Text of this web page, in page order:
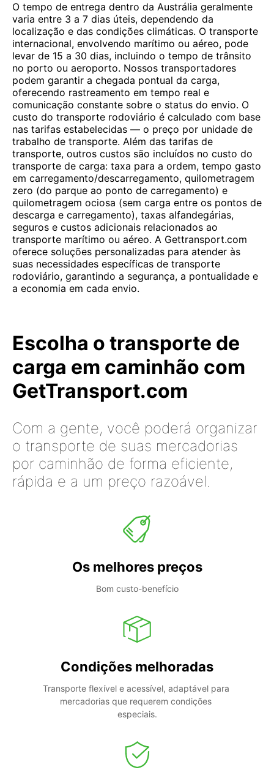
O tempo de entrega dentro da Austrália geralmente
varia entre 3 a 7 dias úteis, dependendo da
localização e das condições climáticas. O transporte
internacional, envolvendo marítimo ou aéreo, pode
levar de 15 a 30 dias, incluindo o tempo de trânsito
no porto ou aeroporto. Nossos transportadores
podem garantir a chegada pontual da carga,
oferecendo rastreamento em tempo real e
comunicação constante sobre o status do envio. O
custo do transporte rodoviário é calculado com base
nas tarifas estabelecidas — o preço por unidade de
trabalho de transporte. Além das tarifas de
transporte, outros custos são incluídos no custo do
transporte de carga: taxa para a ordem, tempo gasto
em carregamento/descarregamento, quilometragem
zero (do parque ao ponto de carregamento) e
quilometragem ociosa (sem carga entre os pontos de
descarga e carregamento), taxas alfandegárias,
seguros e custos adicionais relacionados ao
transporte marítimo ou aéreo. A Gettransport.com
oferece soluções personalizadas para atender às
suas necessidades específicas de transporte
rodoviário, garantindo a segurança, a pontualidade e
a economia em cada envio.
Escolha o transporte de
carga em caminhão com
GetTransport.com
Com a gente, você poderá organizar
o transporte de suas mercadorias
por caminhão de forma eficiente,
rápida e a um preço razoável.
Os melhores preços
Bom custo-benefício
Condições melhoradas
Transporte flexível e acessível, adaptável para
mercadorias que requerem condições
especiais.